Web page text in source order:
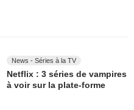
News - Séries à la TV
Netflix : 3 séries de vampires
à voir sur la plate-forme